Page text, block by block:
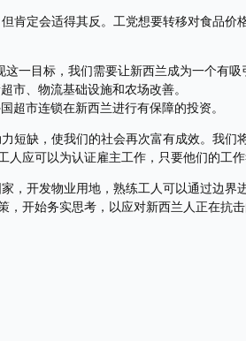
肯定会适得其反。工党想要转移对食品
一目标，我们需要让新西兰成为一个有吸
市、物流基础设施和农场改善。
超市连锁在新西兰进行有保障的投资。
短缺，使我们的社会再次富有成效。我们
应可以为认证雇主工作，只要他们的工作
，开发物业用地，熟练工人可以通过边界
开始务实思考，以应对新西兰人正在抗